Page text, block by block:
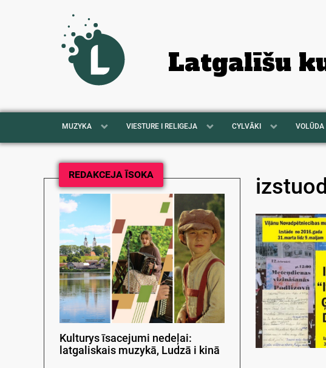
Latgalīšu
MUZYKA VIESTURE I RELIGEJA CYLVĀKI VOLŪDA
REDAKCEJA ĪSOKA
Kulturys īsacejumi nedeļai:
latgaliskais muzykā, Ludzā i kinā